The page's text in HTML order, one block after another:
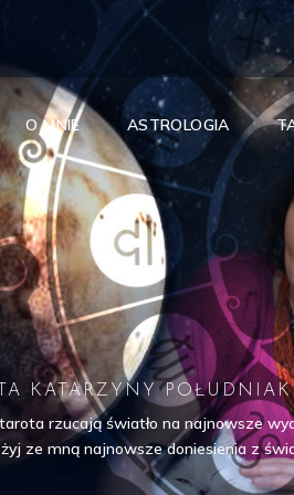
O MNIE ASTROLOGIA
KATARZYNY POŁUDNIAK
rzucają światło na najnowsze
ze mną najnowsze doniesienia z